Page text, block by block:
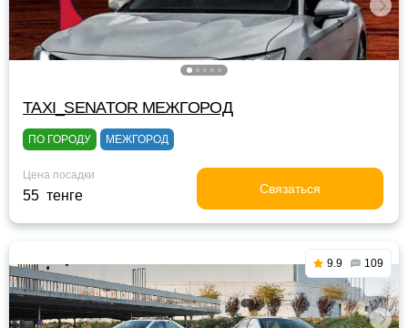
TAXI_SENATOR МЕЖГОРОД
ПО ГОРОДУ МЕЖГОРОД
Цена посадки
55 тенге Связаться
9.9 109